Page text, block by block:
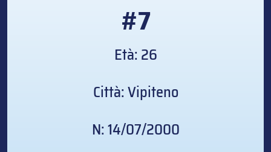
#7
Età: 26
Città: Vipiteno
N: 14/07/2000